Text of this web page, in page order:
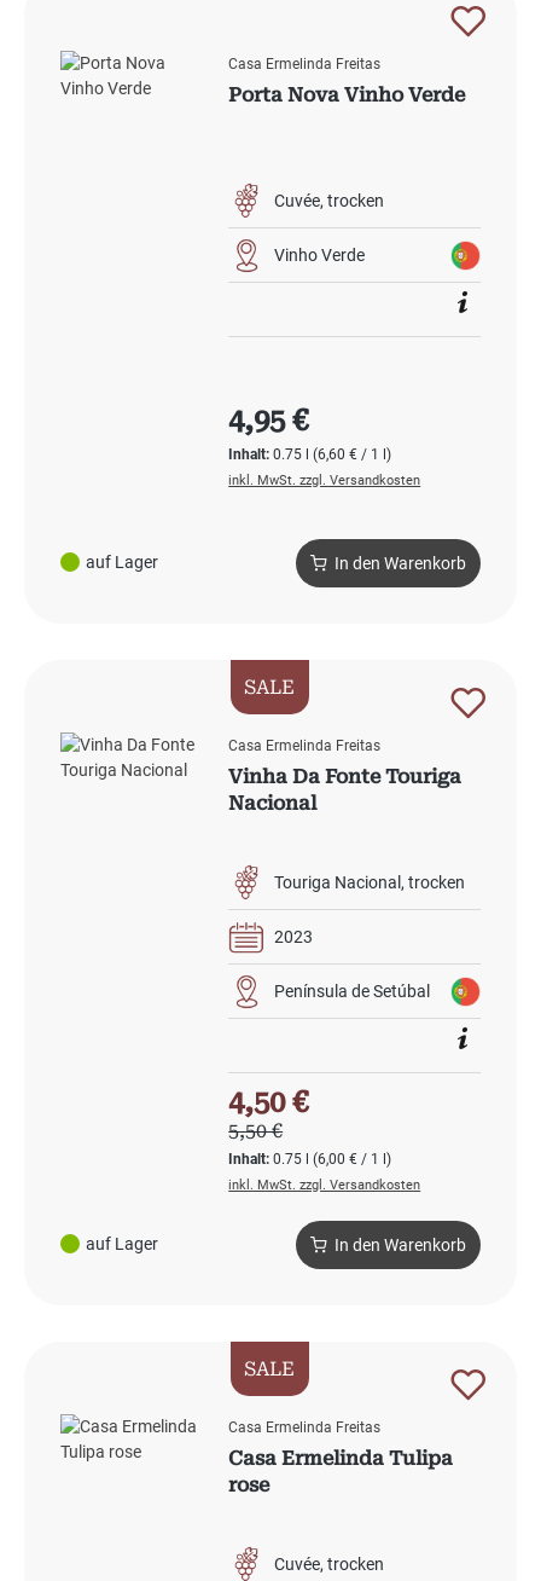
auf Lager
Casa Ermelinda Freitas
Porta Nova Vinho Verde
Cuvée trocken
Vinho Verde
Inhalt:0.75 l(6,60 € / 1 l)
Regulärer Preis:
4,95 €
inkl. MwSt. zzgl. Versandkosten
In den Warenkorb
SALE
auf Lager
Casa Ermelinda Freitas
Vinha Da Fonte Touriga
Nacional
Touriga Nacional trocken
2023
Península de Setúbal
Inhalt:0.75 l(6,00 € / 1 l)
Verkaufspreis:
4,50 €
Regulärer Preis:
5,50 €
inkl. MwSt. zzgl. Versandkosten
In den Warenkorb
SALE
Casa Ermelinda Freitas
Casa Ermelinda Tulipa
rose
Cuvée trocken